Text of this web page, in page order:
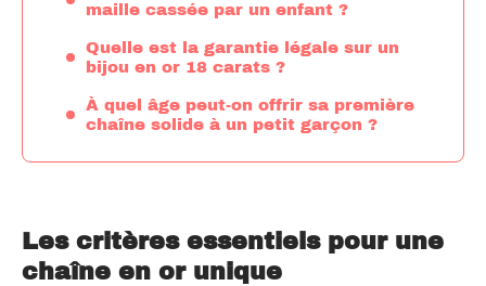
maille cassée par un enfant ?
Quelle est la garantie légale sur un
bijou en or 18 carats ?
À quel âge peut-on offrir sa première
chaîne solide à un petit garçon ?
Les critères essentiels pour une
chaîne en or unique